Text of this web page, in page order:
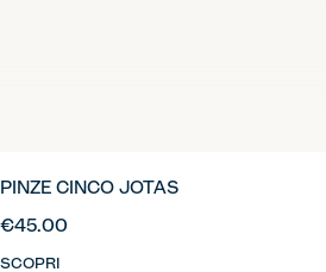
PINZE CINCO JOTAS
€45.00
SCOPRI